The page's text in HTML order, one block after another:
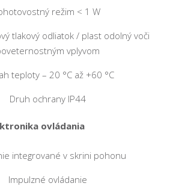
režim < 1 W
tlakový odliatok / plast odolný voči
vplyvom
teploty – 20 °C až +60 °C
Druh ochrany IP44
ovládania
integrované v skrini pohonu
Impulzné ovládanie